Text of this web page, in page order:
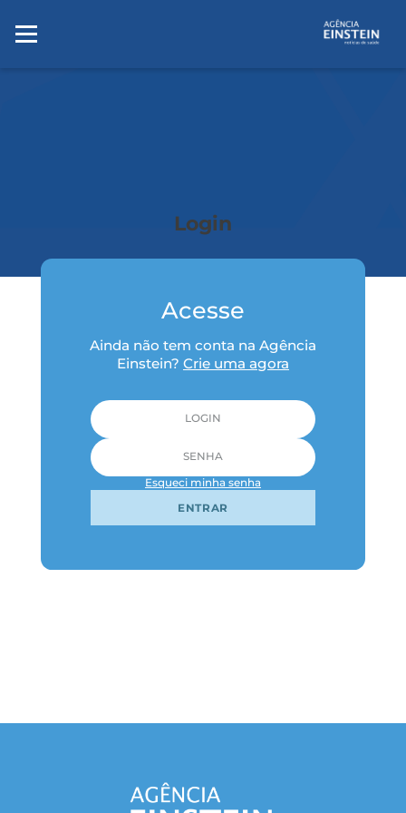
Login
Acesse
Ainda não tem conta na Agência
Einstein? Crie uma agora
Esqueci minha senha
ENTRAR